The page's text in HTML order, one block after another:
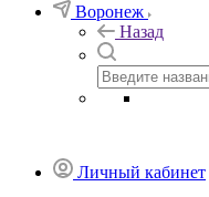
Воронеж
Назад
Личный кабинет